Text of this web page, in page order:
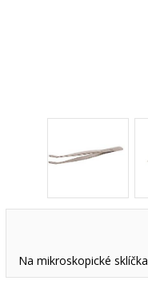
Na mikroskopické sklíčka